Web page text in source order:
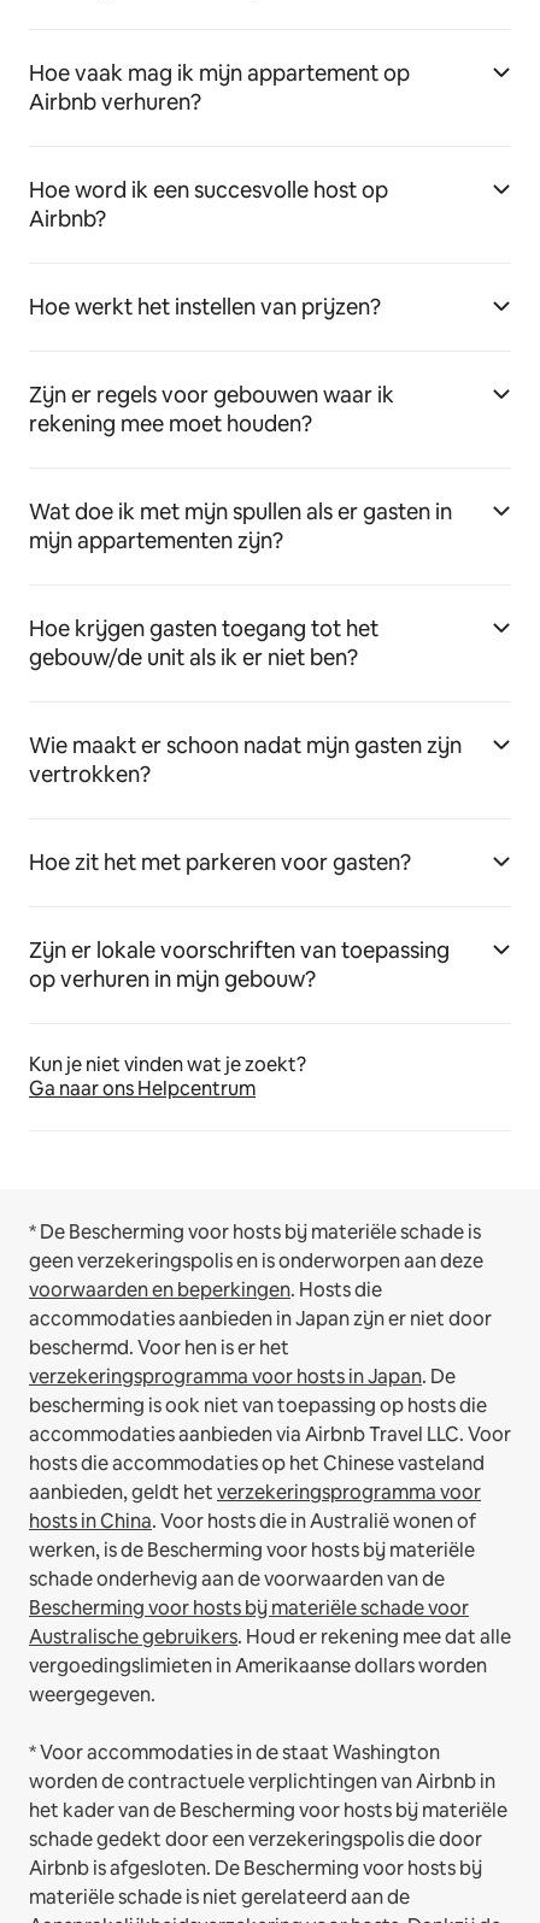
Hoe vaak mag ik mijn appartement op
Airbnb verhuren?
Hoe word ik een succesvolle host op
Airbnb?
Hoe werkt het instellen van prijzen?
Zijn er regels voor gebouwen waar ik
rekening mee moet houden?
Wat doe ik met mijn spullen als er gasten in
mijn appartementen zijn?
Hoe krijgen gasten toegang tot het
gebouw/de unit als ik er niet ben?
Wie maakt er schoon nadat mijn gasten zijn
vertrokken?
Hoe zit het met parkeren voor gasten?
Zijn er lokale voorschriften van toepassing
op verhuren in mijn gebouw?
Kun je niet vinden wat je zoekt?
Ga naar ons Helpcentrum
* De Bescherming voor hosts bij materiële schade is
geen verzekeringspolis en is onderworpen aan deze
voorwaarden en beperkingen. Hosts die
accommodaties aanbieden in Japan zijn er niet door
beschermd. Voor hen is er het
verzekeringsprogramma voor hosts in Japan. De
bescherming is ook niet van toepassing op hosts die
accommodaties aanbieden via Airbnb Travel LLC.Voor
hosts die accommodaties op het Chinese vasteland
aanbieden, geldt hetverzekeringsprogramma voor
hosts in China.Voor hosts die in Australië wonen of
werken, is de Bescherming voor hosts bij materiële
schade onderhevig aan de voorwaarden van de
Bescherming voor hosts bij materiële schade voor
Australische gebruikers. Houd er rekening mee dat alle
vergoedingslimieten in Amerikaanse dollars worden
weergegeven.
* Voor accommodaties in de staat Washington
worden de contractuele verplichtingen van Airbnb in
het kader van de Bescherming voor hosts bij materiële
schade gedekt door een verzekeringspolis die door
Airbnb is afgesloten. De Bescherming voor hosts bij
materiële schade is niet gerelateerd aan de